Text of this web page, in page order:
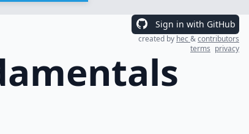
Sign in with GitHub
created by hec&contributors
terms privacy